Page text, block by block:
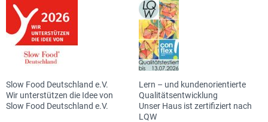
Slow Food Deutschland e.V.
Wir unterstützen die Idee von
Slow Food Deutschland e.V.
Lern – und kundenorientierte
Qualitätsentwicklung
Unser Haus ist zertifiziert nach
LQW